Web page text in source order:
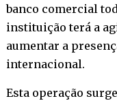
banco comercial
instituição terá a
aumentar a
internacional.
Esta operação